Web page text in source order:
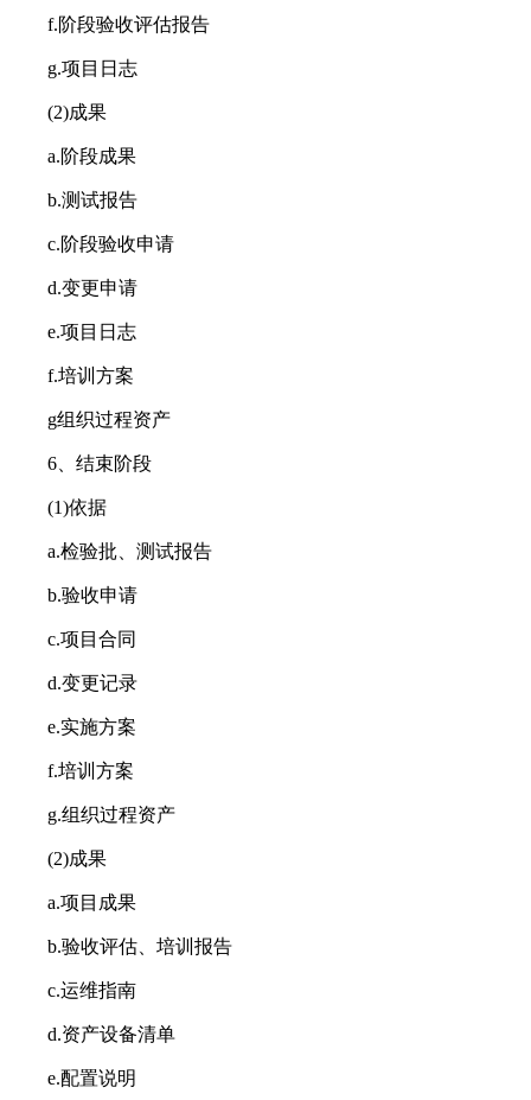
f.阶段验收评估报告
g.项目日志
(2)成果
a.阶段成果
b.测试报告
c.阶段验收申请
d.变更申请
e.项目日志
f.培训方案
g组织过程资产
6、结束阶段
(1)依据
a.检验批、测试报告
b.验收申请
c.项目合同
d.变更记录
e.实施方案
f.培训方案
g.组织过程资产
(2)成果
a.项目成果
b.验收评估、培训报告
c.运维指南
d.资产设备清单
e.配置说明